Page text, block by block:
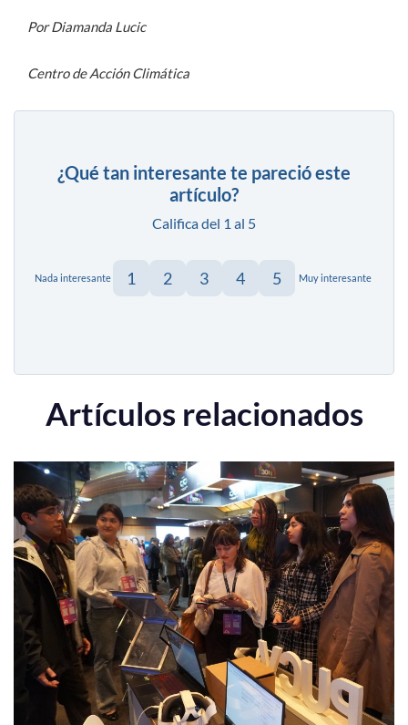
Por Diamanda Lucic
Centro de Acción Climática
¿Qué tan interesante te pareció este
artículo?
Califica del 1 al 5
Nada interesante 1 2 3 4 5 Muy interesante
Artículos relacionados